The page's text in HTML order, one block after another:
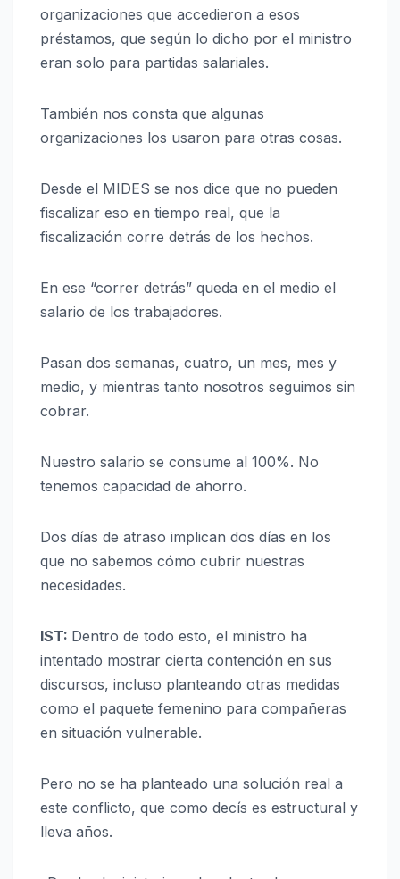
organizaciones que accedieron a esos
préstamos, que según lo dicho por el ministro
eran solo para partidas salariales.
También nos consta que algunas
organizaciones los usaron para otras cosas.
Desde el MIDES se nos dice que no pueden
fiscalizar eso en tiempo real, que la
fiscalización corre detrás de los hechos.
En ese “correr detrás” queda en el medio el
salario de los trabajadores.
Pasan dos semanas, cuatro, un mes, mes y
medio, y mientras tanto nosotros seguimos sin
cobrar.
Nuestro salario se consume al 100%. No
tenemos capacidad de ahorro.
Dos días de atraso implican dos días en los
que no sabemos cómo cubrir nuestras
necesidades.
IST: Dentro de todo esto, el ministro ha
intentado mostrar cierta contención en sus
discursos, incluso planteando otras medidas
como el paquete femenino para compañeras
en situación vulnerable.
Pero no se ha planteado una solución real a
este conflicto, que como decís es estructural y
lleva años.